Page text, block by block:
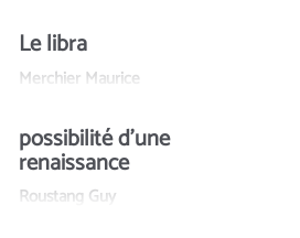
Le libra
Merchier Maurice
possibilité d'une
renaissance
Roustang Guy